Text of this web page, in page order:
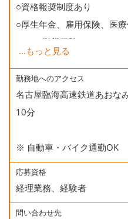
○資格報奨制度あり
○厚生年金、雇用保険、医
ぽ）、労災保険
○健康診断
○誕生日会
...もっと見る
勤務地へのアクセス
名古屋臨海高速鉄道あおな
10分
※ 自動車・バイク通勤OK
応募資格
経理業務、経験者
問い合わせ先